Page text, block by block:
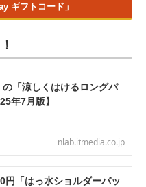
ギフトコード」
の「涼しくはけるロングパ
年7月版】
nlab.itmedia.co.jp
円「はっ水ショルダーバッ